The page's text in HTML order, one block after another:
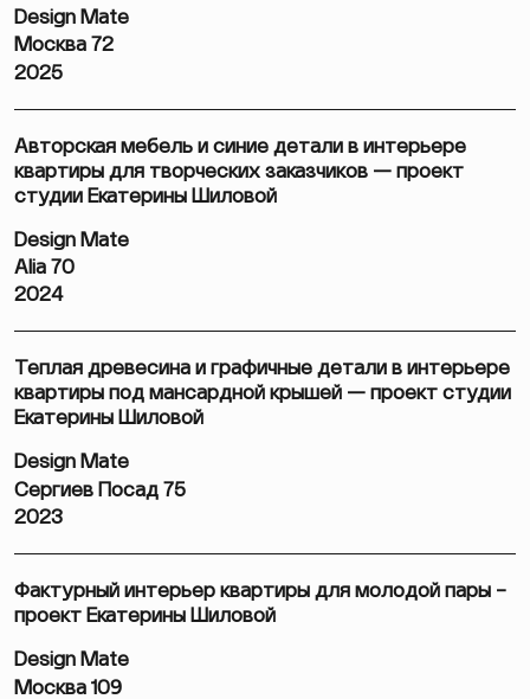
Design Mate
Москва 72
2025
Авторская мебель и синие детали в интерьере
квартиры для творческих заказчиков — проект
студии Екатерины Шиловой
Design Mate
Alia 70
2024
Теплая древесина и графичные детали в интерьере
квартиры под мансардной крышей — проект студии
Екатерины Шиловой
Design Mate
Сергиев Посад 75
2023
Фактурный интерьер квартиры для молодой пары –
проект Екатерины Шиловой
Design Mate
Москва 109